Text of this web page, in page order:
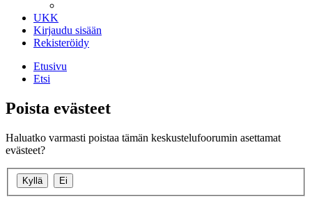
UKK
Kirjaudu sisään
Rekisteröidy
Etusivu
Etsi
Poista evästeet
Haluatko varmasti poistaa tämän keskustelufoorumin asettamat
evästeet?